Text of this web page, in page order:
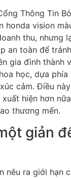
honda vision
thu, nhưng
an toàn để
gia đình thành
học, dựa
cảm. Điều
hiện hơn
thương mến.
giản
nêu ra giới hạn